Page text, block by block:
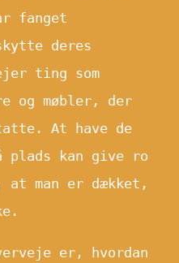
fanget
deres
ting som
og møbler, der
At have de
kan give ro
at man er dækket,
er, hvordan